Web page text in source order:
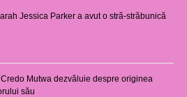
Jessica Parker a avut o stră-străbunică
Mutwa dezvăluie despre originea
său